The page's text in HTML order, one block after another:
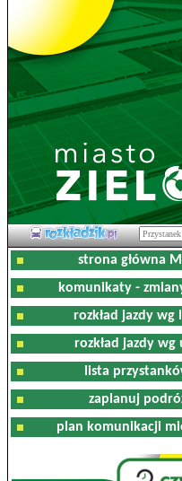
strona główna
komunikaty -
rozkład jazdy wg
rozkład jazdy wg
lista
zaplanuj
plan komunikacji